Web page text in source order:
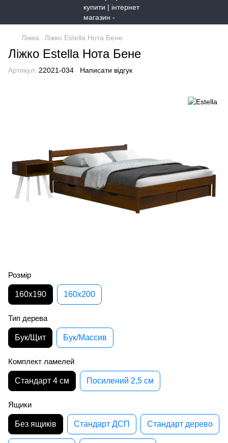
Ліжка Ліжко Estella Нота Бене
Ліжко Estella Нота Бене
Артикул: 22021-034 Написати відгук
Розмір
160х190 160х200
Тип дерева
Бук/Щит Бук/Массив
Комплект ламелей
Стандарт 4 см Посилений 2,5 см
Ящики
Без ящиків Стандарт ДСП Стандарт дерево